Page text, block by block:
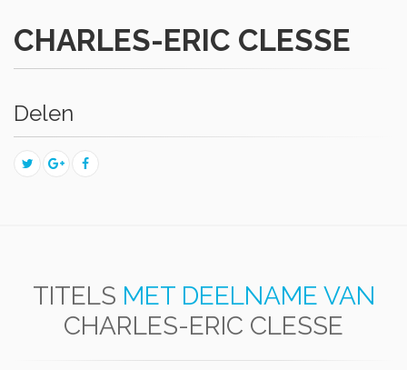
CHARLES-ERIC CLESSE
Delen
TITELS MET DEELNAME VAN
CHARLES-ERIC CLESSE